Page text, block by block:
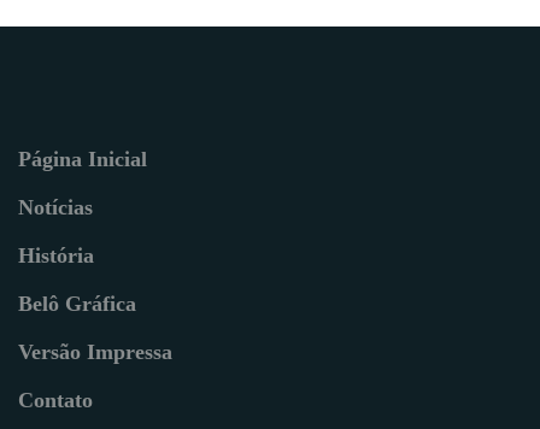
Página Inicial
Notícias
História
Belô Gráfica
Versão Impressa
Contato